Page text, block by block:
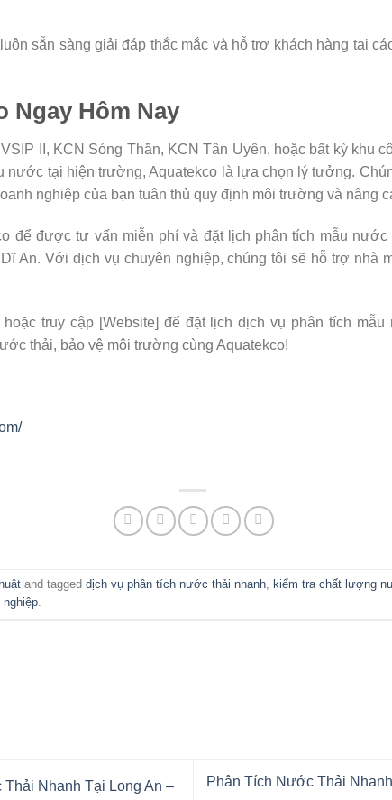
sẵn sàng giải đáp thắc mắc và hỗ trợ khách hàng tại
Ngay Hôm Nay
II, KCN Sóng Thần, KCN Tân Uyên, hoặc bất kỳ khu
nước tại hiện trường, Aquatekco là lựa chọn lý tưởng.
nghiệp của bạn tuân thủ quy định môi trường và nâng
để được tư vấn miễn phí và đặt lịch phân tích mẫu
An. Với dịch vụ chuyên nghiệp, chúng tôi sẽ hỗ trợ nhà
truy cập [Website] để đặt lịch dịch vụ phân tích
thải, bảo vệ môi trường cùng Aquatekco!
and tagged dịch vụ phân tích nước thải nhanh, kiểm tra chất lượng
.
Nhanh Tại Long An –
Phân Tích Nước Thải